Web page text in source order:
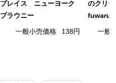
プレイス ニューヨーク
ブラウニー
一般小売価格 138円
のクリ
fuwaru
一般